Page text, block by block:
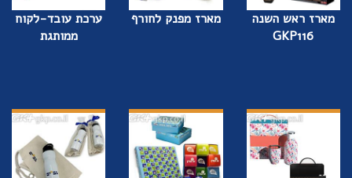
מארז ראש השנה
GKP116
מארז מפנק לחורף
ערכת עובד-לקוח
ממותגת